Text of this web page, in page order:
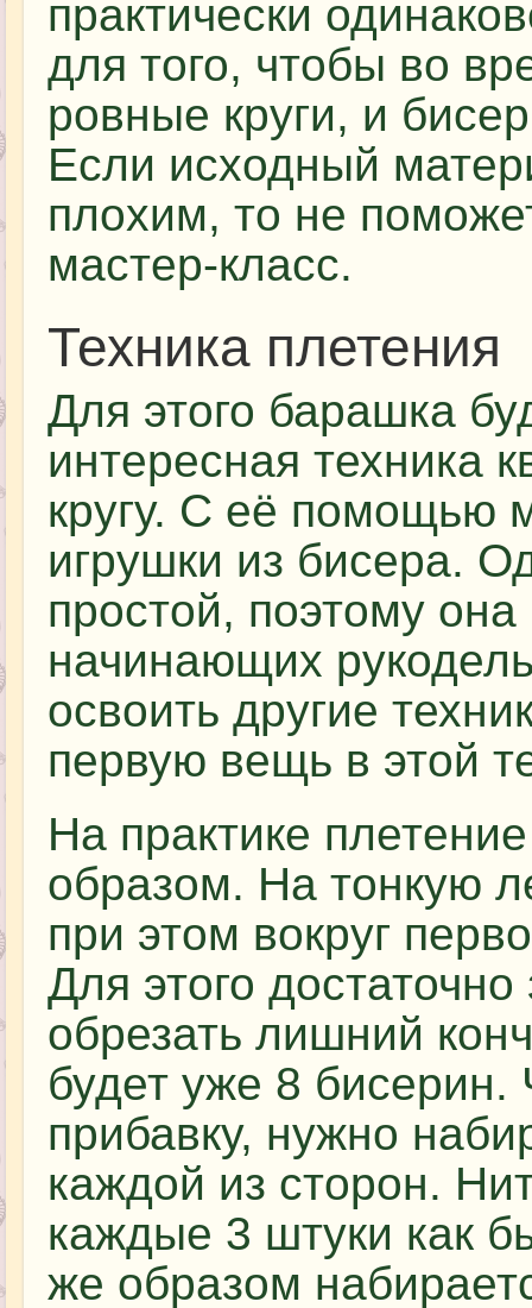
практически
для того, чтобы во
ровные круги, и
Если исходный
плохим, то не
мастер-класс.
Техника плетения
Для этого барашка
интересная техника
кругу. С её помощью
игрушки из бисера.
простой, поэтому
начинающих
освоить другие
первую вещь в этой
На практике
образом. На тонкую
при этом вокруг
Для этого достаточно
обрезать лишний
будет уже 8 бисерин.
прибавку, нужно
каждой из сторон.
каждые 3 штуки как
же образом